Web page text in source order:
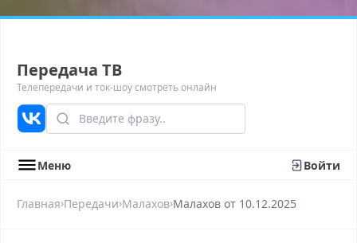
Передача ТВ
Телепередачи и ток-шоу смотреть онлайн
Меню Войти
Главная›Передачи›Малахов›Малахов от 10.12.2025